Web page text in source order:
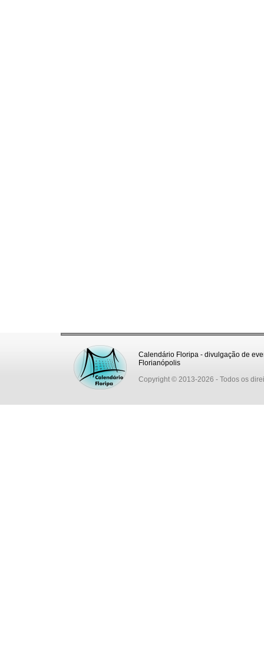
Calendário Floripa - divulgação de
Florianópolis
Copyright © 2013-2026 - Todos os